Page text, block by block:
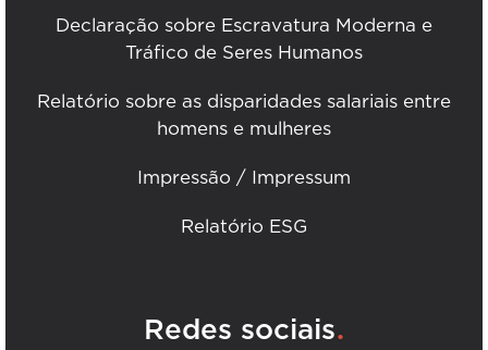
Declaração sobre Escravatura Moderna e
Tráfico de Seres Humanos
Relatório sobre as disparidades salariais entre
homens e mulheres
Impressão / Impressum
Relatório ESG
Redes sociais.